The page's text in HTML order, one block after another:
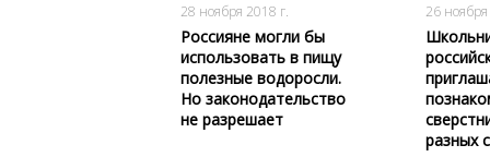
28 ноября 2018 г.
Россияне могли бы
использовать в пищу
полезные водоросли.
Но законодательство
не разрешает
26
разных